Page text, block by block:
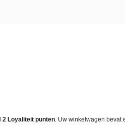
2 Loyaliteit punten. Uw winkelwagen bevat